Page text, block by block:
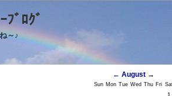
ﾊｯﾋﾟｰﾌﾞﾛｸﾞ
～♪
← August→
Sun Mon Tue Wed Thu Fri
1